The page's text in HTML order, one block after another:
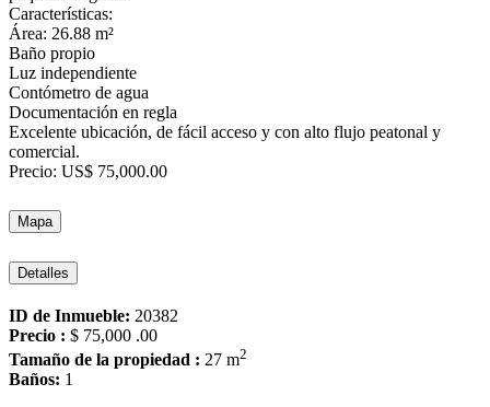
Características:
Área: 26.88 m²
Baño propio
Luz independiente
Contómetro de agua
Documentación en regla
Excelente ubicación, de fácil acceso y con alto flujo peatonal y
comercial.
Precio: US$ 75,000.00
Mapa
Detalles
ID de Inmueble: 20382
Precio : $ 75,000 .00
Tamaño de la propiedad : 27 m2
Baños: 1